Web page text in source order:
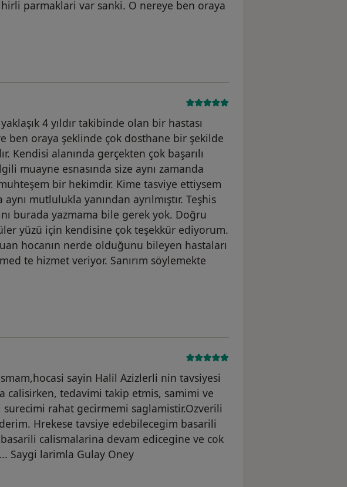
parmaklari var sanki. O nereye ben oraya
göre gu...r
4 yıldır takibinde olan bir hastası
ben oraya şeklinde çok dosthane bir şekilde
Kendisi alanında gerçekten çok başarılı
muayne esnasında size aynı zamanda
bir hekimdir. Kime tasviye ettiysem
mutlulukla yanından ayrılmıştır. Teşhis
burada yazmama bile gerek yok. Doğru
yüzü için kendisine çok teşekkür ediyorum.
hocanın nerde olduğunu bileyen hastaları
te hizmet veriyor. Sanırım söylemekte
nü...ş
sayin Halil Azizlerli nin tavsiyesi
calisirken, tedavimi takip etmis, samimi ve
rahat gecirmemi saglamistir.Ozverili
Hrekese tavsiye edebilecegim basarili
calismalarina devam edicegine ve cok
Saygi larimla Gulay Oney
göre gu...y